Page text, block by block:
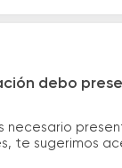
debo
necesario
te sugerimos